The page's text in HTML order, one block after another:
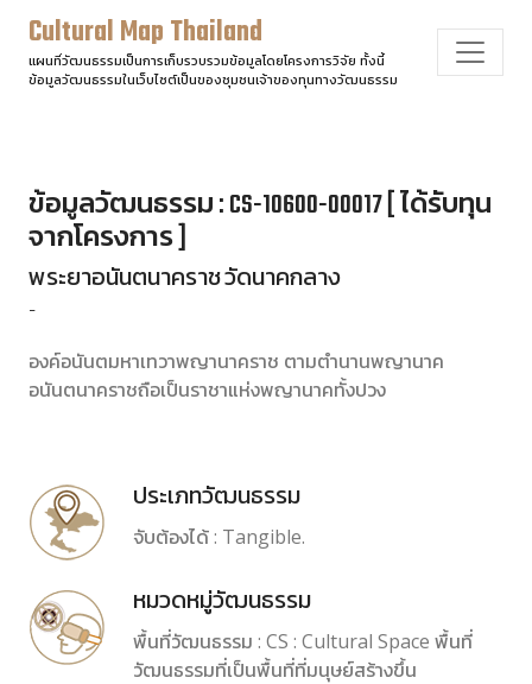
Cultural Map Thailand
แผนที่วัฒนธรรมเป็นการเก็บรวบรวมข้อมูลโดยโครงการวิจัย ทั้งนี้
ข้อมูลวัฒนธรรมในเว็บไซต์เป็นของชุมชนเจ้าของทุนทางวัฒนธรรม
ข้อมูลวัฒนธรรม : CS-10600-00017 [ ได้รับทุน
จากโครงการ ]
พระยาอนันตนาคราช วัดนาคกลาง
-
องค์อนันตมหาเทวาพญานาคราช ตามตำนานพญานาค
อนันตนาคราชถือเป็นราชาแห่งพญานาคทั้งปวง
ประเภทวัฒนธรรม
จับต้องได้ : Tangible.
หมวดหมู่วัฒนธรรม
พื้นที่วัฒนธรรม : CS : Cultural Space พื้นที่
วัฒนธรรมที่เป็นพื้นที่ที่มนุษย์สร้างขึ้น